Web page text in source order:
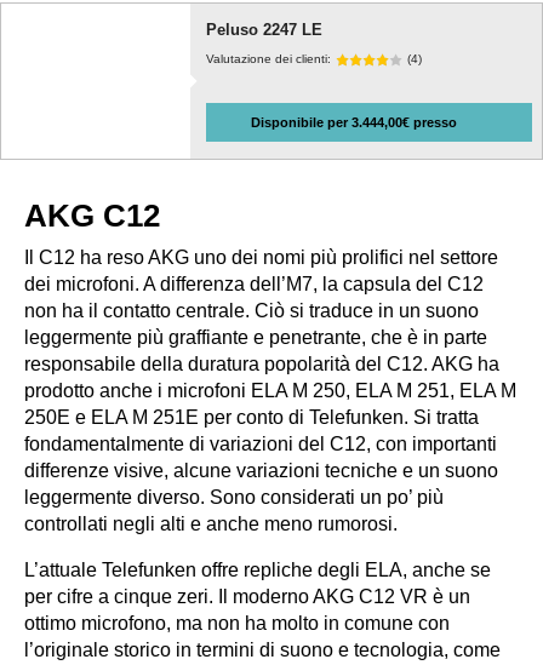
Peluso 2247 LE
Valutazione dei clienti: (4)
Disponibile per 3.444,00€ presso
AKG C12
Il C12 ha reso AKG uno dei nomi più prolifici nel settore
dei microfoni. A differenza dell’M7, la capsula del C12
non ha il contatto centrale. Ciò si traduce in un suono
leggermente più graffiante e penetrante, che è in parte
responsabile della duratura popolarità del C12. AKG ha
prodotto anche i microfoni ELA M 250, ELA M 251, ELA M
250E e ELA M 251E per conto di Telefunken. Si tratta
fondamentalmente di variazioni del C12, con importanti
differenze visive, alcune variazioni tecniche e un suono
leggermente diverso. Sono considerati un po’ più
controllati negli alti e anche meno rumorosi.
L’attuale Telefunken offre repliche degli ELA, anche se
per cifre a cinque zeri. Il moderno AKG C12 VR è un
ottimo microfono, ma non ha molto in comune con
l’originale storico in termini di suono e tecnologia, come